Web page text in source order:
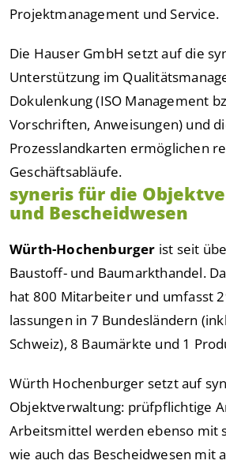
Projektmanagement und Service.
Die Hauser GmbH setzt auf die
Unterstützung im
Dokulenkung (ISO Management
Vorschriften, Anweisungen) und
Prozesslandkarten ermöglichen
Geschäftsabläufe.
syneris für die
und Bescheidwesen
Würth-Hochenburger ist seit
Baustoff- und Baumarkthandel.
hat 800 Mitarbeiter und umfasst
lassungen in 7 Bundesländern
Schweiz), 8 Baumärkte und 1
Würth Hochenburger setzt auf
Objektverwaltung: prüfpflichtige
Arbeitsmittel werden ebenso mit
wie auch das Bescheidwesen mit